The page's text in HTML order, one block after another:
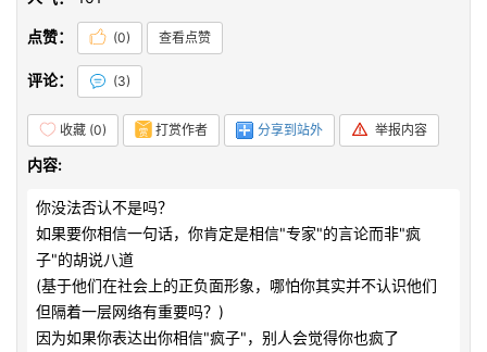
点赞： (0) 查看点赞
评论： (3)
收藏 (0) 打赏作者 分享到站外 举报内容
内容:
你没法否认不是吗？
如果要你相信一句话，你肯定是相信"专家"的言论而非"疯
子"的胡说八道
(基于他们在社会上的正负面形象，哪怕你其实并不认识他们
但隔着一层网络有重要吗？)
因为如果你表达出你相信"疯子"，别人会觉得你也疯了